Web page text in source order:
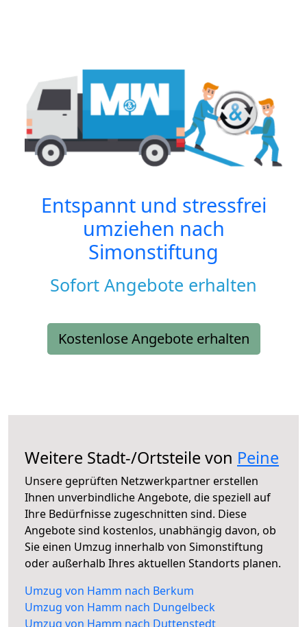
Entspannt und stressfrei
umziehen nach
Simonstiftung
Sofort Angebote erhalten
Kostenlose Angebote erhalten
Weitere Stadt-/Ortsteile von Peine
Unsere geprüften Netzwerkpartner erstellen
Ihnen unverbindliche Angebote, die speziell auf
Ihre Bedürfnisse zugeschnitten sind. Diese
Angebote sind kostenlos, unabhängig davon, ob
Sie einen Umzug innerhalb von Simonstiftung
oder außerhalb Ihres aktuellen Standorts planen.
Umzug von Hamm nach Berkum
Umzug von Hamm nach Dungelbeck
Umzug von Hamm nach Duttenstedt